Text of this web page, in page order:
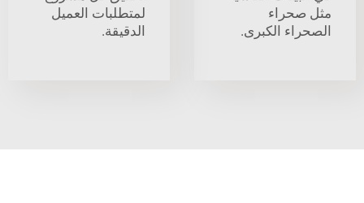
الكبرى.
لمتطلبات العميل